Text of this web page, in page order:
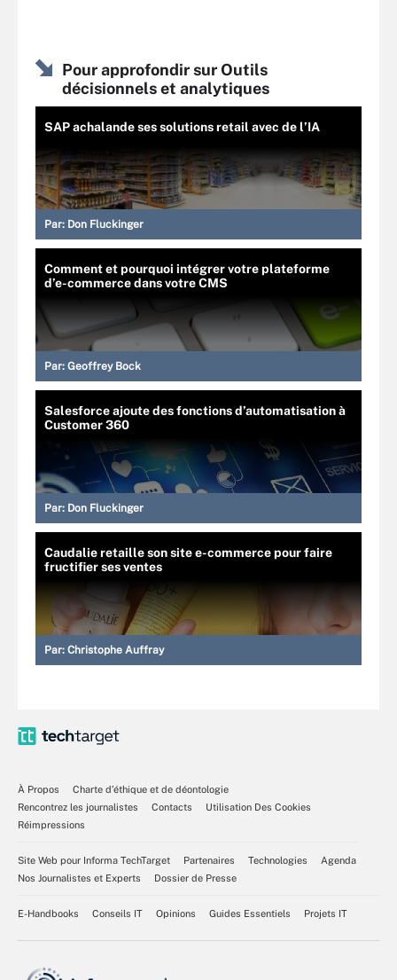
Pour approfondir sur Outils
décisionnels et analytiques
SAP achalande ses solutions retail avec de l’IA
Par: Don Fluckinger
Comment et pourquoi intégrer votre plateforme
d’e-commerce dans votre CMS
Par: Geoffrey Bock
Salesforce ajoute des fonctions d’automatisation à
Customer 360
Par: Don Fluckinger
Caudalie retaille son site e-commerce pour faire
fructifier ses ventes
Par: Christophe Auffray
À Propos
Charte d’éthique et de déontologie
Rencontrez les journalistes
Contacts
Utilisation Des Cookies
Réimpressions
Site Web pour Informa TechTarget Partenaires Technologies
Agenda
Nos Journalistes et Experts
Dossier de Presse
E-Handbooks Conseils IT Opinions Guides Essentiels Projets IT